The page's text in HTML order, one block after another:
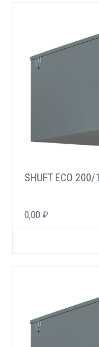
SHUFT ECO
0,00 ₽